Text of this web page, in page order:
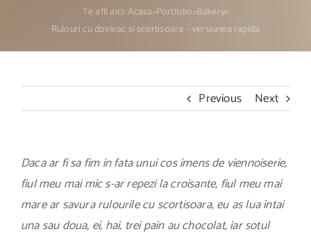
Te afli aici:Acasa»Portfolio»Bakery»
Rulouri cu dovleac si scortisoara – versiunea rapida
Previous Next
Daca ar fi sa fim in fata unui cos imens de viennoiserie,
fiul meu mai mic s-ar repezi la croisante, fiul meu mai
mare ar savura rulourile cu scortisoara, eu as lua intai
una sau doua, ei, hai, trei pain au chocolat, iar sotul